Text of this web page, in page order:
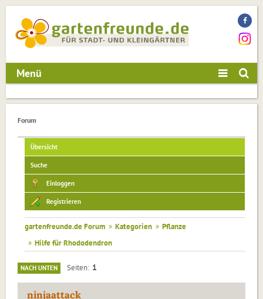
Menü
Forum
Übersicht
Suche
Einloggen
Registrieren
gartenfreunde.de Forum » Kategorien » Pflanze
» Hilfe für Rhododendron
NACH UNTEN Seiten 1
ninjaattack